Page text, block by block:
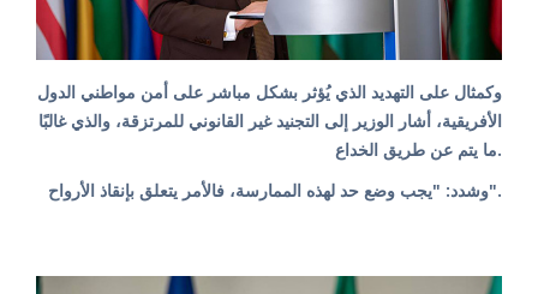
وكمثال على التهديد الذي يُؤثر بشكل مباشر على أمن مواطني الدول
الأفريقية، أشار الوزير إلى التجنيد غير القانوني للمرتزقة، والذي غالبًا
ما يتم عن طريق الخداع.
وشدد: "يجب وضع حد لهذه الممارسة، فالأمر يتعلق بإنقاذ الأرواح".